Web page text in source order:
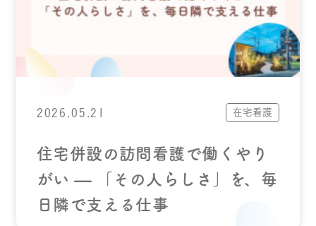
2026.05.21 在宅看護
住宅併設の訪問看護で働くやり
がい — 「その人らしさ」を、毎
日隣で支える仕事